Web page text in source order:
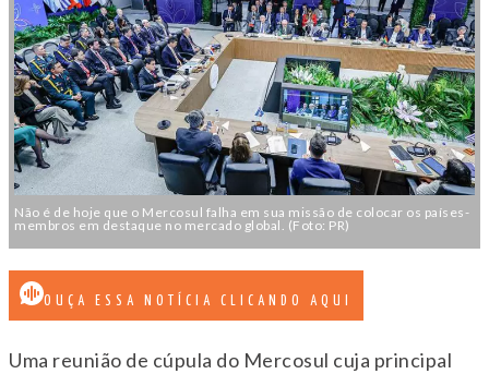
Não é de hoje que o Mercosul falha em sua missão de colocar os países-
membros em destaque no mercado global. (Foto: PR)
OUÇA ESSA NOTÍCIA CLICANDO AQUI
Uma reunião de cúpula do Mercosul cuja principal